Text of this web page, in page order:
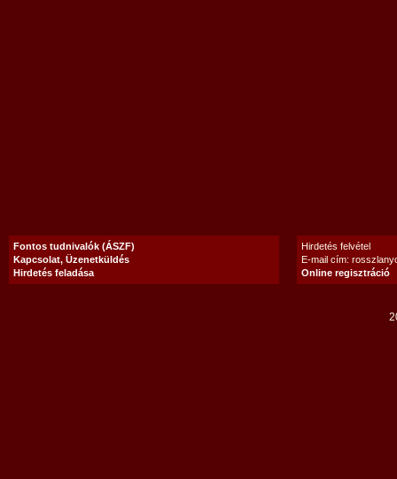
Fontos tudnivalók (ÁSZF)
Kapcsolat, Üzenetküldés
Hirdetés feladása
Hirdetés felvétel
E-mail cím:
Online regisztráció